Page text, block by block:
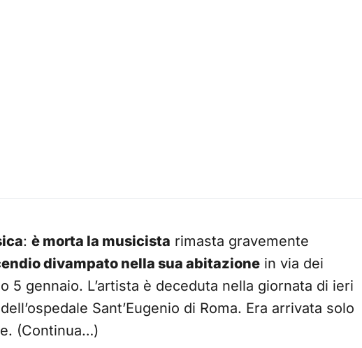
: è morta la musicista rimasta gravemente
divampato nella sua abitazione in via dei
5 gennaio. L’artista è deceduta nella giornata di ieri
Sant’Eugenio di Roma. Era arrivata solo
(Continua…)